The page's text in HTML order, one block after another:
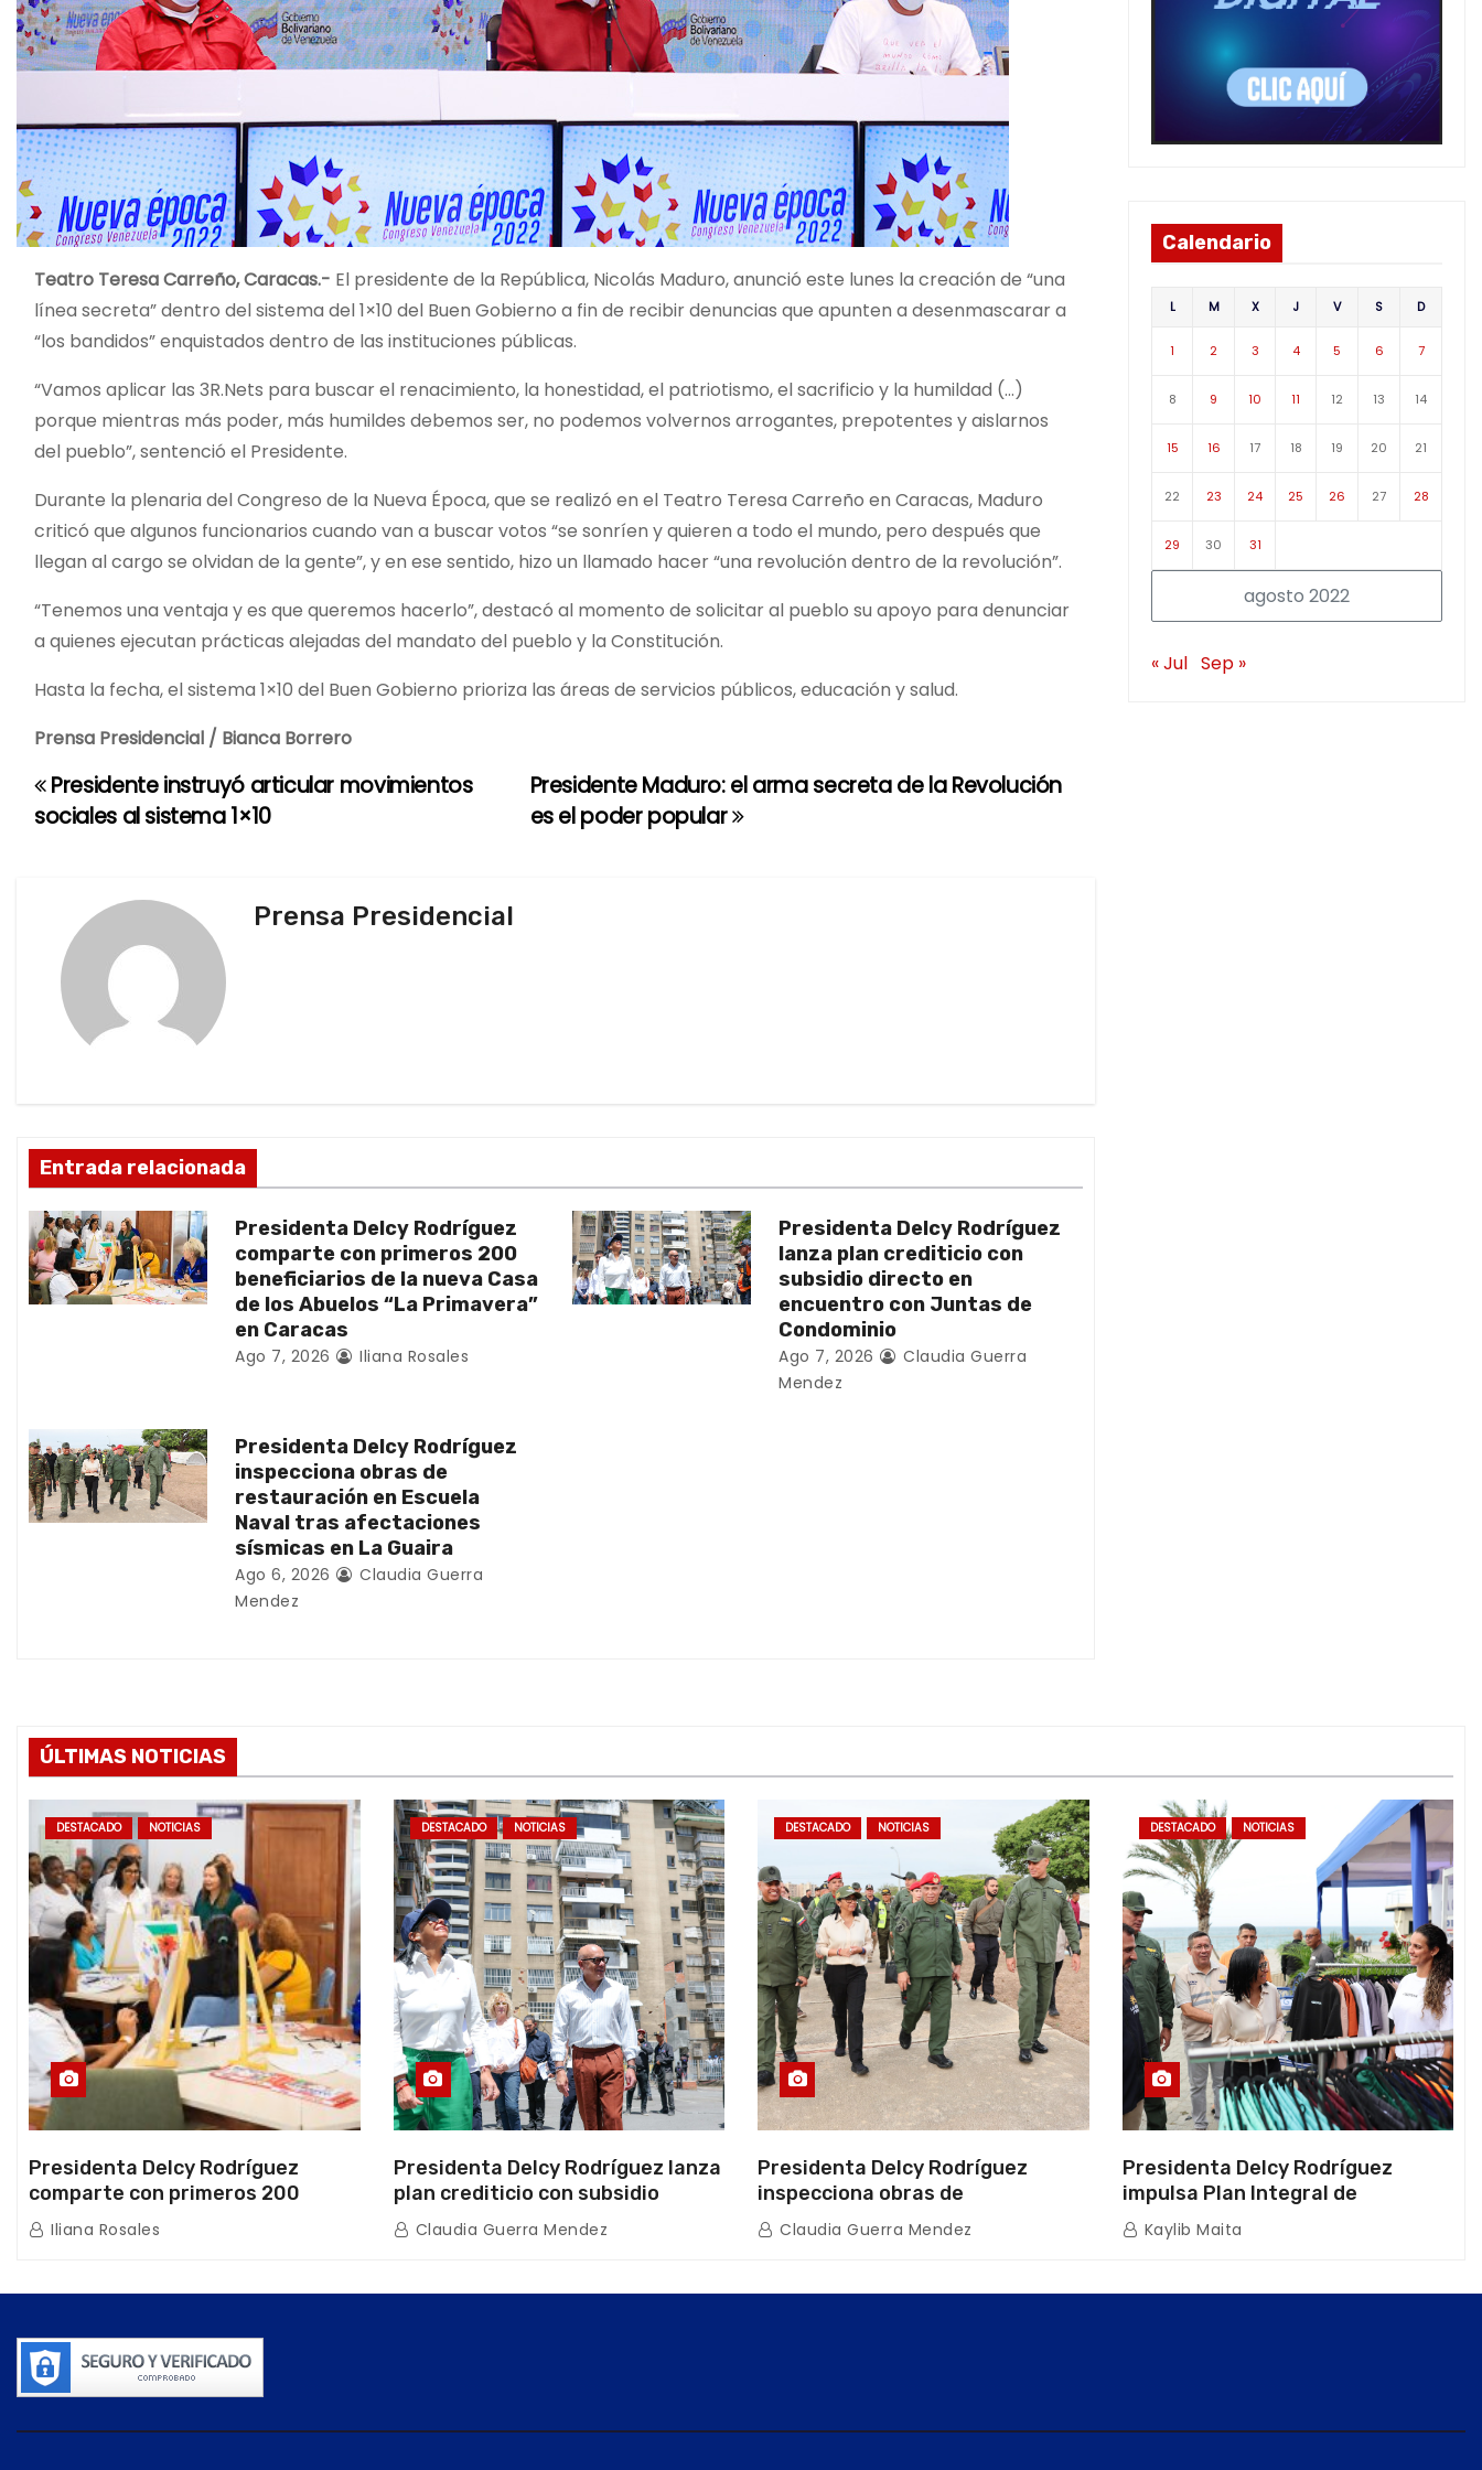
Teatro Teresa Carreño, Caracas.- El presidente de la República, Nicolás Maduro, anunció este lunes la creación de “una
línea secreta” dentro del sistema del 1×10 del Buen Gobierno a fin de recibir denuncias que apunten a desenmascarar a
“los bandidos” enquistados dentro de las instituciones públicas.
“Vamos aplicar las 3R.Nets para buscar el renacimiento, la honestidad, el patriotismo, el sacrificio y la humildad (…)
porque mientras más poder, más humildes debemos ser, no podemos volvernos arrogantes, prepotentes y aislarnos
del pueblo”, sentenció el Presidente.
Durante la plenaria del Congreso de la Nueva Época, que se realizó en el Teatro Teresa Carreño en Caracas, Maduro
criticó que algunos funcionarios cuando van a buscar votos “se sonríen y quieren a todo el mundo, pero después que
llegan al cargo se olvidan de la gente”, y en ese sentido, hizo un llamado hacer “una revolución dentro de la revolución”.
“Tenemos una ventaja y es que queremos hacerlo”, destacó al momento de solicitar al pueblo su apoyo para denunciar
a quienes ejecutan prácticas alejadas del mandato del pueblo y la Constitución.
Hasta la fecha, el sistema 1×10 del Buen Gobierno prioriza las áreas de servicios públicos, educación y salud.
Prensa Presidencial / Bianca Borrero
N
ó
n
d
e
t
r
a
Presidente Maduro: el arma secreta de la Revolución
es el poder popular
Presidente instruyó articular movimientos
sociales al sistema 1×10
Prensa Presidencial
Entrada relacionada
Presidenta Delcy Rodríguez
comparte con primeros 200
beneficiarios de la nueva Casa
de los Abuelos “La Primavera”
en Caracas
Ago 7, 2026 Iliana Rosales
Presidenta Delcy Rodríguez
lanza plan crediticio con
subsidio directo en
encuentro con Juntas de
Condominio
Ago 7, 2026
Claudia Guerra
Mendez
Presidenta Delcy Rodríguez
inspecciona obras de
restauración en Escuela
Naval tras afectaciones
sísmicas en La Guaira
Ago 6, 2026
Claudia Guerra
Mendez
Calendario
agosto 2022
L M X J V S D
1 2 3 4 5 6 7
8 9 10 11 12 13 14
15 16 17 18 19 20 21
22 23 24 25 26 27 28
29 30 31
« Jul Sep »
ÚLTIMAS NOTICIAS
DESTACADO NOTICIAS
Presidenta Delcy Rodríguez
comparte con primeros 200
beneficiarios de la nueva Casa de
los Abuelos “La Primavera” en
Iliana Rosales
DESTACADO NOTICIAS
Presidenta Delcy Rodríguez lanza
plan crediticio con subsidio
directo en encuentro con Juntas
de Condominio
Claudia Guerra Mendez
DESTACADO NOTICIAS
Presidenta Delcy Rodríguez
inspecciona obras de
restauración en Escuela Naval
tras afectaciones sísmicas en La
Claudia Guerra Mendez
DESTACADO NOTICIAS
Presidenta Delcy Rodríguez
impulsa Plan Integral de
Reactivación Económica en La
Guaira
Kaylib Maita